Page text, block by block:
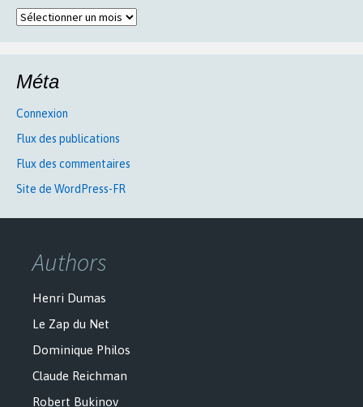
Archives
Méta
Connexion
Flux des publications
Flux des commentaires
Site de WordPress-FR
Authors
Henri Dumas
Le Zap du Net
Dominique Philos
Claude Reichman
Robert Bukinov